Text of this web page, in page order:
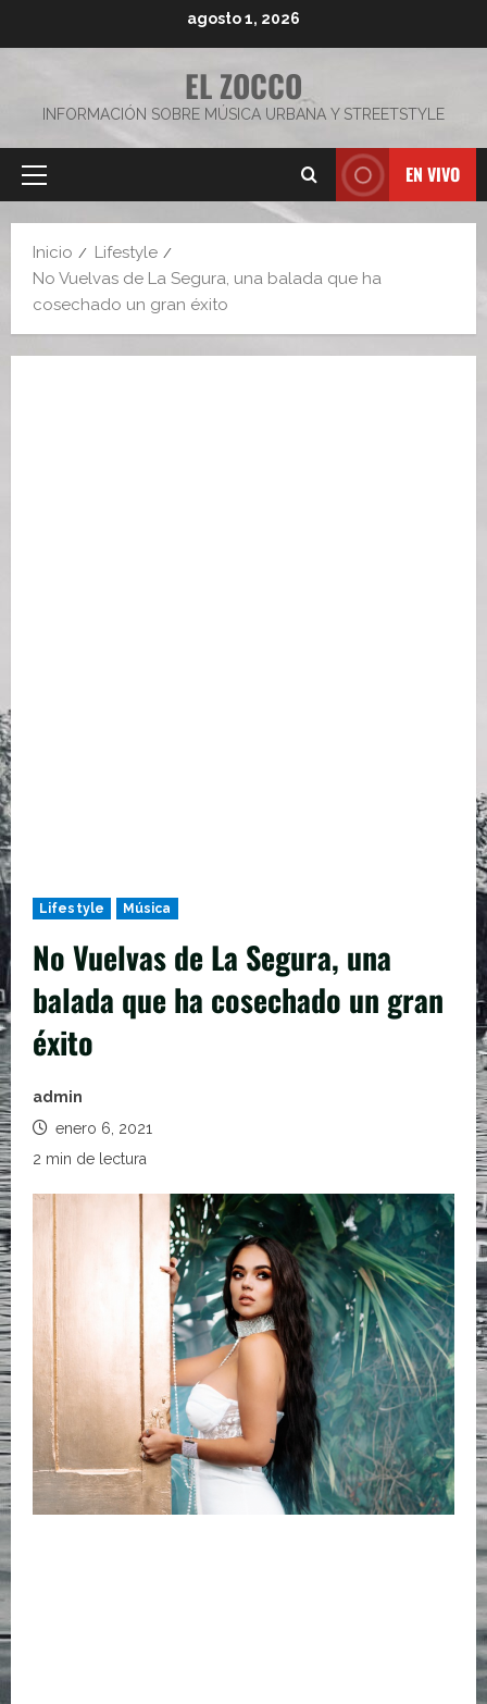
agosto 1, 2026
EL ZOCCO
INFORMACIÓN SOBRE MÚSICA URBANA Y STREETSTYLE
Menú
EN VIVO
Inicio
Lifestyle
No Vuelvas de La Segura, una balada que ha
cosechado un gran éxito
Lifestyle Música
No Vuelvas de La Segura, una
balada que ha cosechado un gran
éxito
admin
enero 6, 2021
2 min de lectura